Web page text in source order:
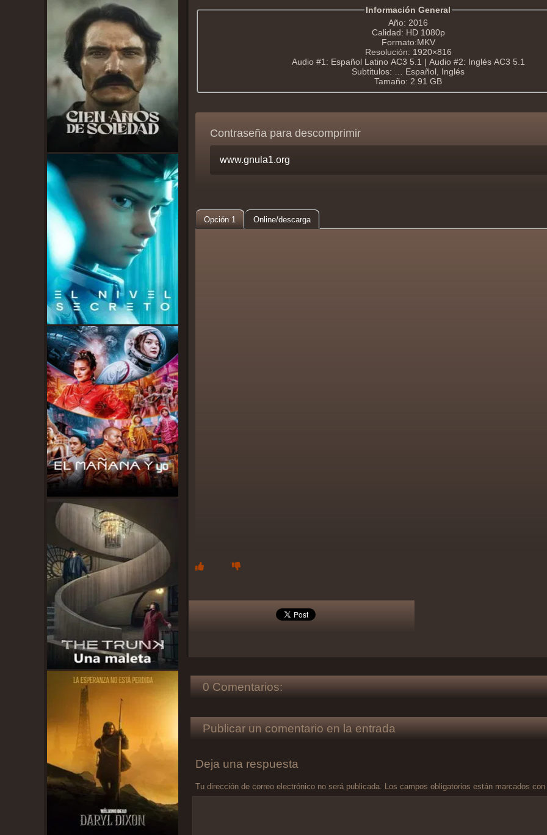
Información General
Año: 2016
Calidad: HD 1080p
Formato:MKV
Resolución: 1920×816
Audio #1: Español Latino AC3 5.1 | Audio #2: Inglés AC3 5.1
Subtitulos: … Español, Inglés
Tamaño: 2.91 GB
Contraseña para descomprimir
Opción 1 Online/descarga
0 Comentarios:
Publicar un comentario en la entrada
Deja una respuesta
Tu dirección de correo electrónico no será publicada. Los campos obligatorios están marcados con